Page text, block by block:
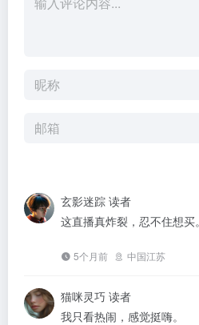
玄影迷踪 读者
这直播真炸裂，忍不住想买。
5个月前 中国江苏
猫咪灵巧 读者
我只看热闹，感觉挺嗨。